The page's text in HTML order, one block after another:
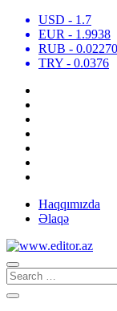
USD - 1.7
EUR - 1.9938
RUB -
TRY - 0.0376
Haqqımızda
Əlaqə